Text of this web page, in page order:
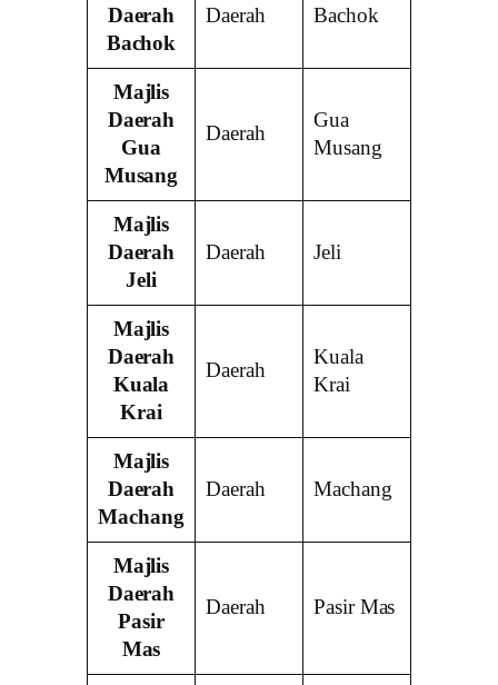
Daerah
Bachok
Daerah Bachok
Majlis
Daerah
Gua
Musang
Daerah
Gua
Musang
Majlis
Daerah
Jeli
Daerah Jeli
Majlis
Daerah
Kuala
Krai
Daerah
Kuala
Krai
Majlis
Daerah
Machang
Daerah Machang
Majlis
Daerah
Pasir
Mas
Daerah Pasir Mas